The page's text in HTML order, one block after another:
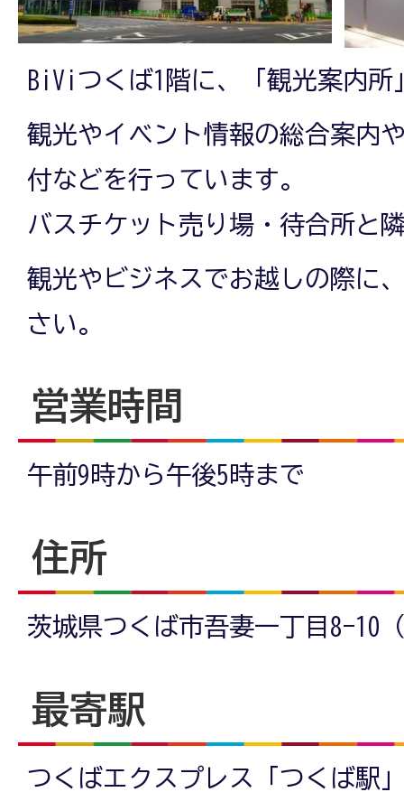
BiViつくば1階に、「観光案内所
観光やイベント情報の総合案内
付などを行っています。
バスチケット売り場・待合所と
観光やビジネスでお越しの際に
さい。
営業時間
午前9時から午後5時まで
住所
茨城県つくば市吾妻一丁目8-10
最寄駅
つくばエクスプレス「つくば駅